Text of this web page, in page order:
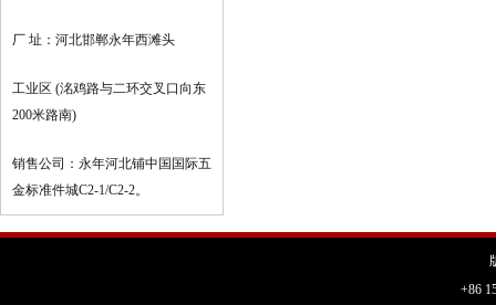
厂 址：河北邯郸永年西滩头
工业区 (洺鸡路与二环交叉口向东
200米路南)
销售公司：永年河北铺中国国际五
金标准件城C2-1/C2-2。
+86